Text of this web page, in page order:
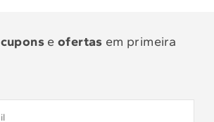
20 - 30 L
cuponseofertas em primeira